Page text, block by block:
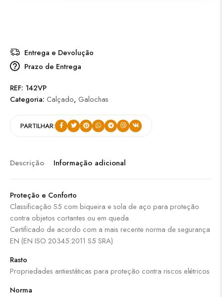
Entrega e Devolução
Prazo de Entrega
REF: 142VP
Categoria: Calçado, Galochas
PARTILHAR:
Descrição Informação adicional
Proteção e Conforto
Classificação S5 com biqueira e sola de aço para proteção
contra objetos cortantes ou em queda
Certificado de acordo com a mais recente norma de segurança
EN (EN ISO 20345:2011 S5 SRA)
Rasto
Propriedades antiestáticas para proteção contra riscos elétricos
Norma